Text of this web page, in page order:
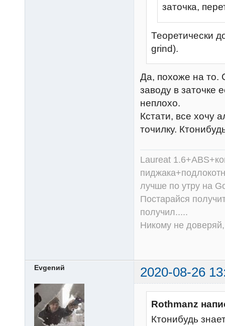
заточка,
Теоретически
grind).
Да, похоже на то.
заводу в заточке
неплохо.
Кстати, все хочу
точилку.
Laureat
лучше по утру на
Постарайся
получил.....
Никому не
Evgenий 2020-08-26
Rothmanz
Ктонибудь